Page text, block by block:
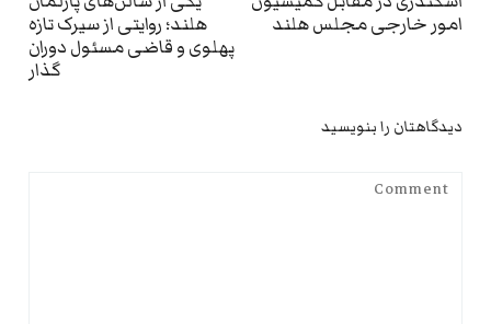
post:
امور خارجی مجلس هلند
هلند؛ روایتی از سیرک تازه
پهلوی و قاضی مسئول دوران
گذار
دیدگاهتان را بنویسید